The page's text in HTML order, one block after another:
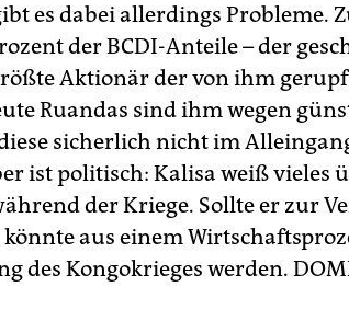
es dabei allerdings Probleme.
der BCDI-Anteile – der
Aktionär der von ihm
Ruandas sind ihm wegen
sicherlich nicht im
ist politisch: Kalisa weiß vieles
der Kriege. Sollte er zur
könnte aus einem
des Kongokrieges werden.